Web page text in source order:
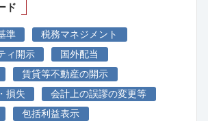
ド
準
税務マネジメント
ィ開示
国外配当
賃貸等不動産の開示
損失
会計上の誤謬の変更等
包括利益表示